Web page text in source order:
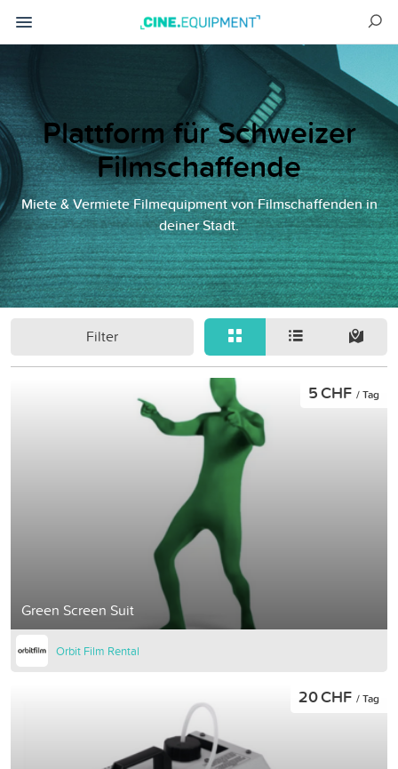
Plattform für Schweizer
Filmschaffende
Miete & Vermiete Filmequipment von Filmschaffenden in
deiner Stadt.
Filter
Green Screen Suit
5 CHF / Tag
Orbit Film Rental
20 CHF / Tag